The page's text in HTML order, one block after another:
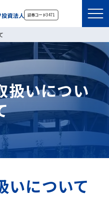
証券コード3471
扱いについ
いについて